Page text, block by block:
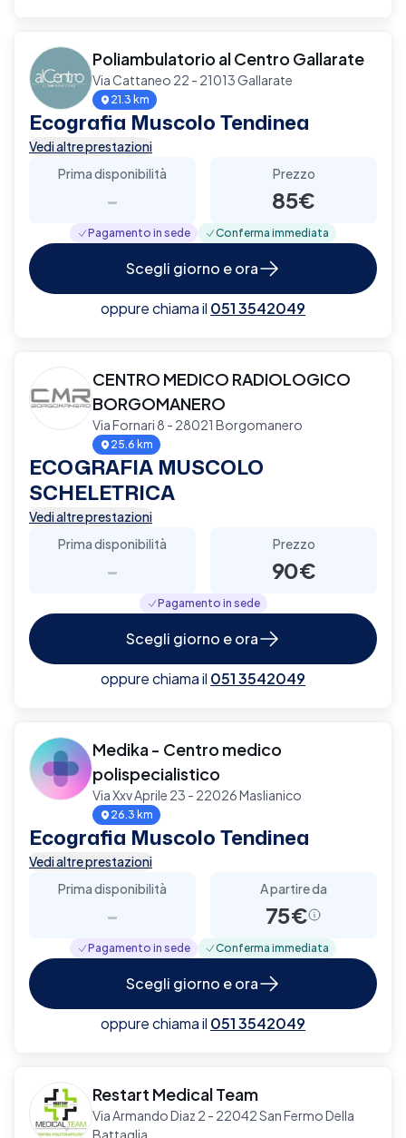
Poliambulatorio al Centro Gallarate
Via Cattaneo 22 - 21013 Gallarate
21.3 km
Ecografia Muscolo Tendinea
Vedi altre prestazioni
Prima disponibilità
-
Prezzo
85€
Pagamento in sede Conferma immediata
Scegli giorno e ora
oppure chiama il 051 3542049
CENTRO MEDICO RADIOLOGICO
BORGOMANERO
Via Fornari 8 - 28021 Borgomanero
25.6 km
ECOGRAFIA MUSCOLO
SCHELETRICA
Vedi altre prestazioni
Prima disponibilità
-
Prezzo
90€
Pagamento in sede
Scegli giorno e ora
oppure chiama il 051 3542049
Medika - Centro medico
polispecialistico
Via Xxv Aprile 23 - 22026 Maslianico
26.3 km
Ecografia Muscolo Tendinea
Vedi altre prestazioni
Prima disponibilità
-
A partire da
75€
Pagamento in sede Conferma immediata
Scegli giorno e ora
oppure chiama il 051 3542049
Restart Medical Team
Via Armando Diaz 2 - 22042 San Fermo Della
Battaglia